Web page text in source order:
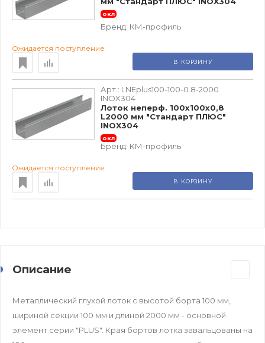
окл
Бренд: КМ-профиль
Ожидается поступление
В КОРЗИНУ
Арт.: LNEplus100-100-0.8-2000
INOX304
Лоток неперф. 100х100х0,8
L2000 мм "Стандарт ПЛЮС"
INOX304
окл
Бренд: КМ-профиль
Ожидается поступление
В КОРЗИНУ
Описание
Металличеcкий глухой лоток с высотой борта 100 мм,
шириной секции 100 мм и длиной 2000 мм - основной
элемент серии "PLUS". Края бортов лотка завальцованы на